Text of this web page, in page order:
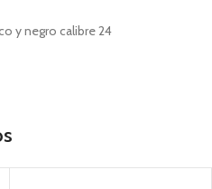
y negro calibre 24